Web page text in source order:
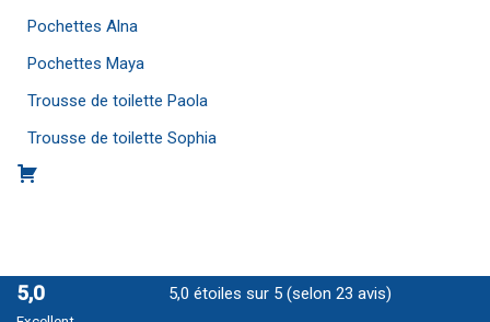
Pochettes Alna
Pochettes Maya
Trousse de toilette Paola
Trousse de toilette Sophia
5,0 5,0 étoiles sur 5 (selon 23 avis)